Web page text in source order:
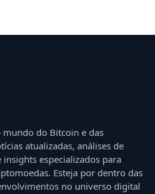
do Bitcoin e das
atualizadas, análises de
especializados para
Esteja por dentro das
no universo digital